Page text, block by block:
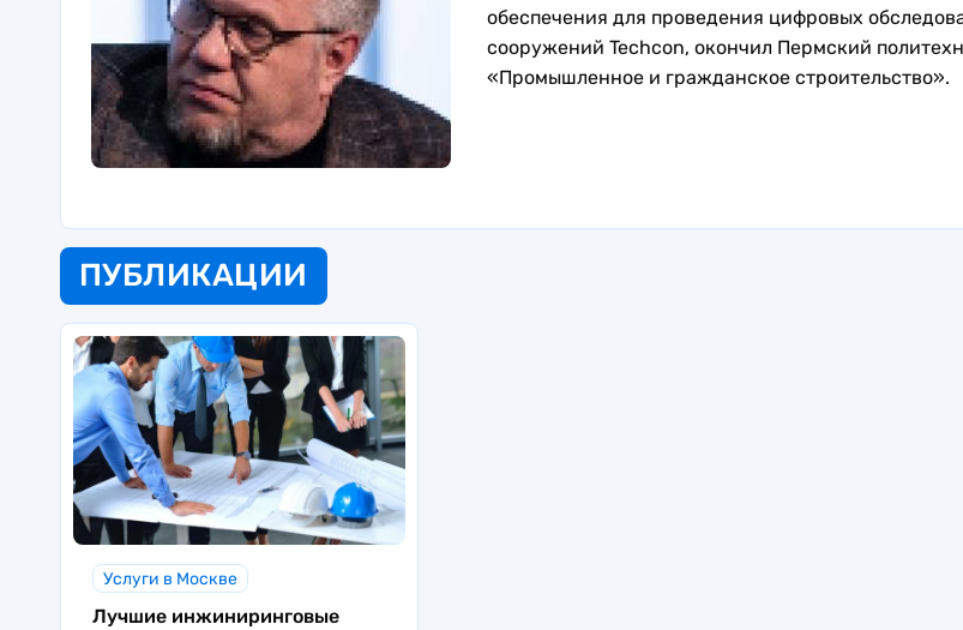
обеспечения для проведения цифровых
сооружений Techcon, окончил Пермский
«Промышленное и гражданское строительство».
ПУБЛИКАЦИИ
Услуги в Москве
Лучшие инжиниринговые